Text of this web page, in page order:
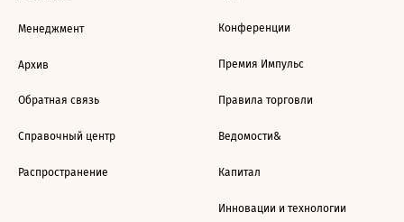
Менеджмент
Архив
Обратная связь
Справочный центр
Распространение
Конференции
Премия Импульс
Правила торговли
Ведомости&
Капитал
Инновации и технологии